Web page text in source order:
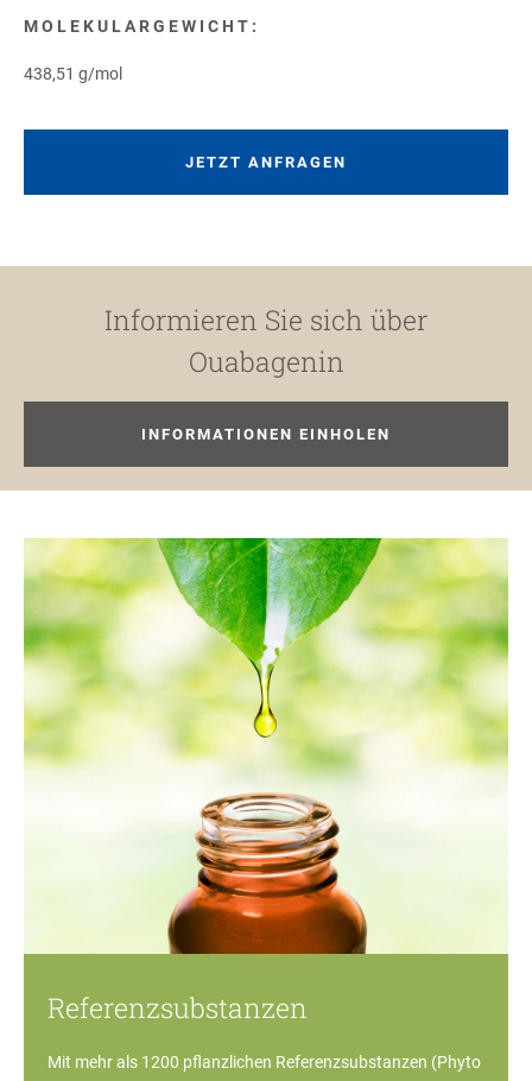
MOLEKULARGEWICHT:
438,51 g/mol
JETZT ANFRAGEN
Informieren Sie sich über
Ouabagenin
INFORMATIONEN EINHOLEN
Referenzsubstanzen
Mit mehr als 1200 pflanzlichen Referenzsubstanzen (Phyto